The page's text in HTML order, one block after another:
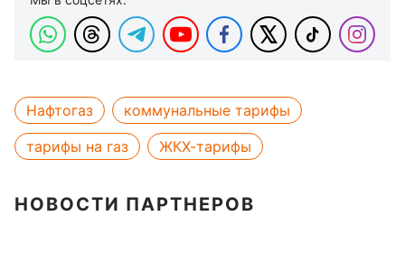
Нафтогаз
коммунальные тарифы
тарифы на газ
ЖКХ-тарифы
НОВОСТИ ПАРТНЕРОВ